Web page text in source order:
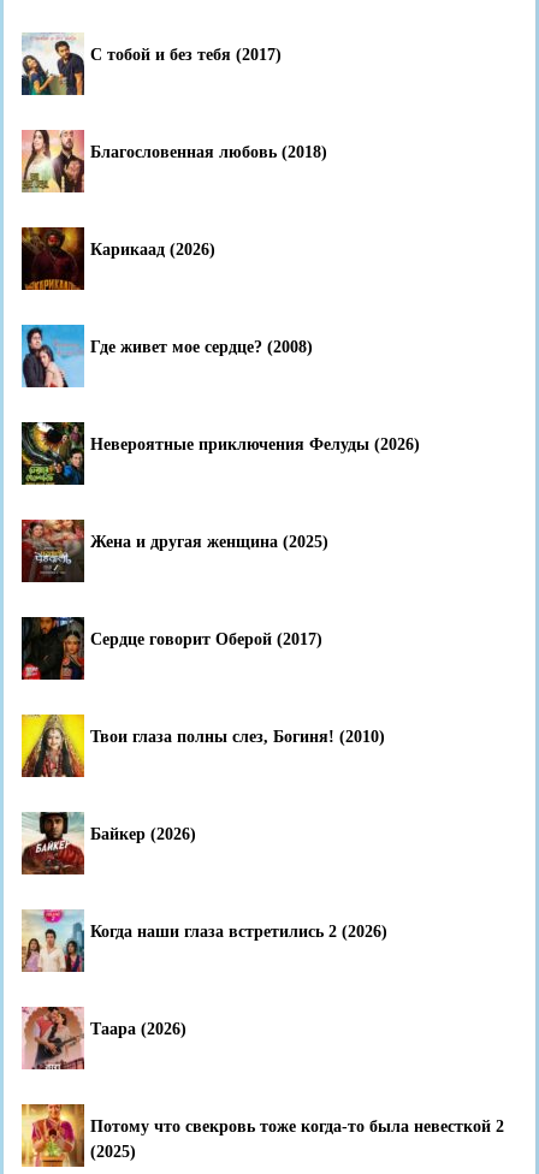
С тобой и без тебя (2017)
Благословенная любовь (2018)
Карикаад (2026)
Где живет мое сердце? (2008)
Невероятные приключения Фелуды (2026)
Жена и другая женщина (2025)
Сердце говорит Оберой (2017)
Твои глаза полны слез, Богиня! (2010)
Байкер (2026)
Когда наши глаза встретились 2 (2026)
Таара (2026)
Потому что свекровь тоже когда-то была невесткой 2
(2025)